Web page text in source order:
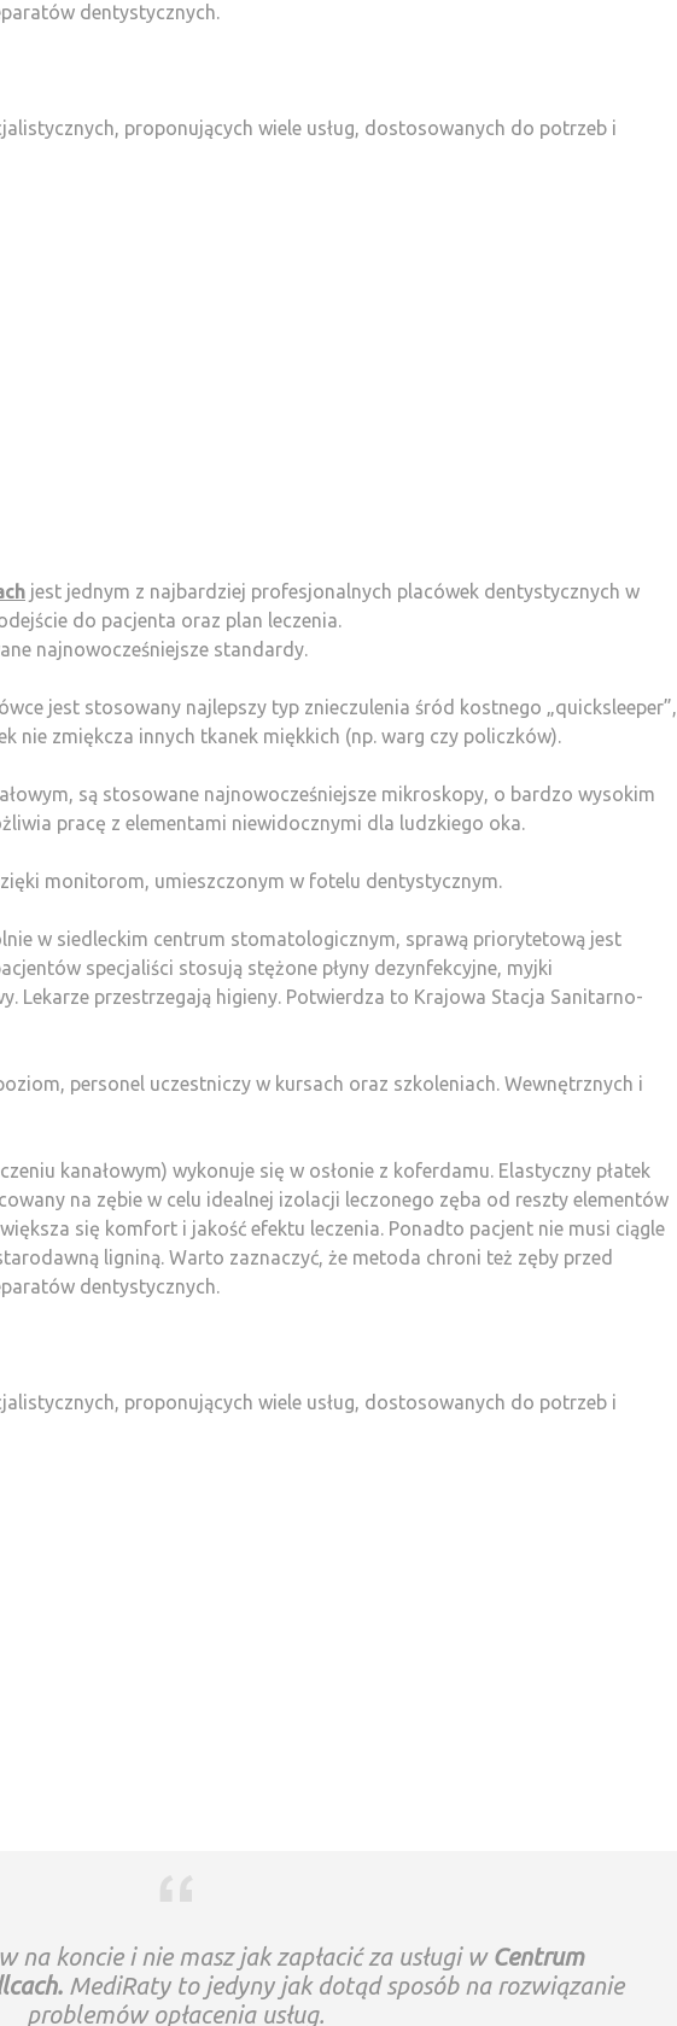
dentystycznych.
proponujących wiele usług, dostosowanych do potrzeb i
jest jednym z najbardziej profesjonalnych placówek dentystycznych w
do pacjenta oraz plan leczenia.
najnowocześniejsze standardy.
jest stosowany najlepszy typ znieczulenia śród kostnego „quicksleeper”,
nie zmiękcza innych tkanek miękkich (np. warg czy policzków).
są stosowane najnowocześniejsze mikroskopy, o bardzo wysokim
pracę z elementami niewidocznymi dla ludzkiego oka.
monitorom, umieszczonym w fotelu dentystycznym.
w siedleckim centrum stomatologicznym, sprawą priorytetową jest
specjaliści stosują stężone płyny dezynfekcyjne, myjki
Lekarze przestrzegają higieny. Potwierdza to Krajowa Stacja Sanitarno-
personel uczestniczy w kursach oraz szkoleniach. Wewnętrznych i
kanałowym) wykonuje się w osłonie z koferdamu. Elastyczny płatek
na zębie w celu idealnej izolacji leczonego zęba od reszty elementów
się komfort i jakość efektu leczenia. Ponadto pacjent nie musi ciągle
ligniną. Warto zaznaczyć, że metoda chroni też zęby przed
dentystycznych.
proponujących wiele usług, dostosowanych do potrzeb i
na koncie i nie masz jak zapłacić za usługi w Centrum
MediRaty to jedyny jak dotąd sposób na rozwiązanie
problemów opłacenia usług.